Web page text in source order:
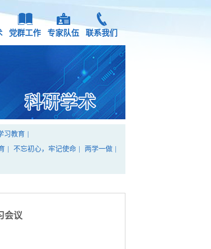
党群工作 专家队伍 联系我们
习教育
不忘初心，牢记使命 两学一做
会议